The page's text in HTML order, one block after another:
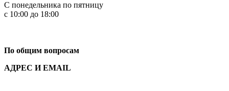
С понедельника по пятницу
с 10:00 до 18:00
По общим вопросам
АДРЕС И EMAIL